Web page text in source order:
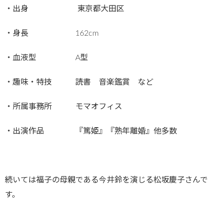
・出身 東京都大田区
・身長 162cm
・血液型 A型
・趣味・特技 読書 音楽鑑賞 など
・所属事務所 モマオフィス
・出演作品 『篤姫』『熟年離婚』他多数
続いては福子の母親である今井鈴を演じる松坂慶子さんで
す。